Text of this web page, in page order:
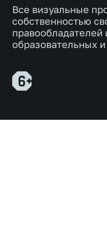
Все визуальные
собственностью
правообладателей
образовательных